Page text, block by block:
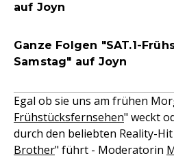
auf Joyn
Ganze Folgen "SAT.1-
Samstag" auf Joyn
Egal ob sie uns am frühen
Frühstücksfernsehen" weckt
durch den beliebten Reality-
Brother" führt - Moderatorin